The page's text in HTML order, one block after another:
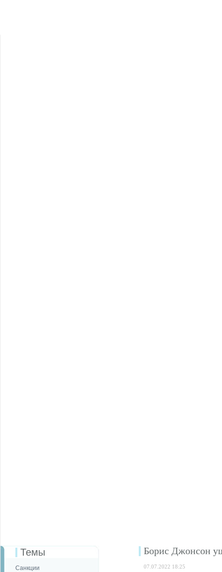
Темы
Санкции
Борис Джонсон
07.07.2022 18:25